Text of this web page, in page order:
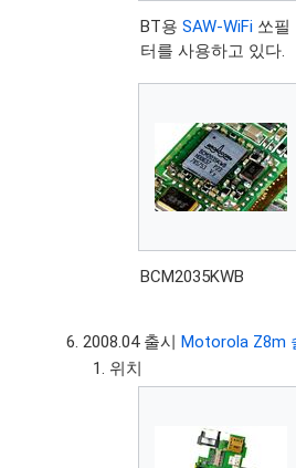
BT용SAW-WiFi 쏘필
터를 사용하고 있다.
BCM2035KWB
2008.04 출시Motorola Z8m
위치